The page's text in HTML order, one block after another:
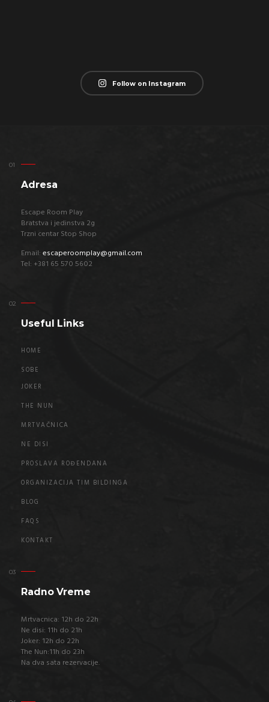
Follow on Instagram
Adresa
Escape Room Play
Bratstva i jedinstva 2g
Trzni centar Stop Shop
Email: escaperoomplay@gmail.com
Tel: +381 65 570 5602
Useful Links
HOME
SOBE
JOKER
THE NUN
MRTVAČNICA
NE DISI
PROSLAVA ROĐENDANA
ORGANIZACIJA TIM BILDINGA
BLOG
FAQS
KONTAKT
Radno Vreme
Mrtvacnica: 12h do 22h
Ne disi: 11h do 21h
Joker: 12h do 22h
The Nun:11h do 23h
Na dva sata rezervacije.